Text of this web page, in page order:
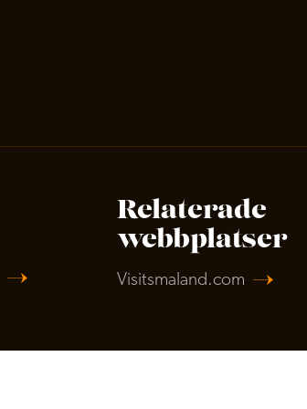
Relaterade
webbplatser
Visitsmaland.com